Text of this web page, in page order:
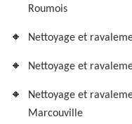
Roumois
Nettoyage et
Nettoyage et
Nettoyage et
Marcouville